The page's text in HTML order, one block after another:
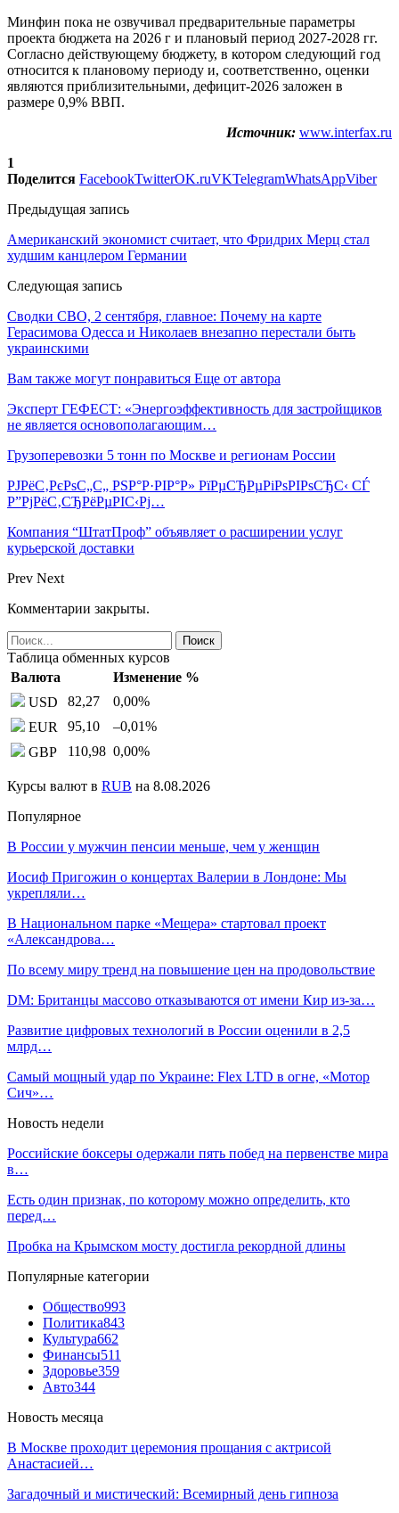
Минфин пока не озвучивал предварительные параметры
проекта бюджета на 2026 г и плановый период 2027-2028 гг.
Согласно действующему бюджету, в котором следующий год
относится к плановому периоду и, соответственно, оценки
являются приблизительными, дефицит-2026 заложен в
размере 0,9% ВВП.
Источник: www.interfax.ru
1
Поделится FacebookTwitterOK.ruVKTelegramWhatsAppViber
Предыдущая запись
Американский экономист считает, что Фридрих Мерц стал
худшим канцлером Германии
Следующая запись
Сводки СВО, 2 сентября, главное: Почему на карте
Герасимова Одесса и Николаев внезапно перестали быть
украинскими
Вам также могут понравиться Еще от автора
Эксперт ГЕФЕСТ: «Энергоэффективность для застройщиков
не является основополагающим…
Грузоперевозки 5 тонн по Москве и регионам России
РЈРёС‚РєРѕС„С„ РЅР°Р·РІР°Р» РїРµСЂРµРіРѕРІРѕСЂС‹ СЃ
Р”РјРёС‚СЂРёРµРІС‹Рј…
Компания “ШтатПроф” объявляет о расширении услуг
курьерской доставки
Prev Next
Комментарии закрыты.
Таблица обменных курсов
Валюта
Изменение %
USD
82,27 0,00%
EUR
95,10 –0,01%
GBP
110,98 0,00%
Курсы валют в RUB на 8.08.2026
Популярное
В России у мужчин пенсии меньше, чем у женщин
Иосиф Пригожин о концертах Валерии в Лондоне: Мы
укрепляли…
В Национальном парке «Мещера» стартовал проект
«Александрова…
По всему миру тренд на повышение цен на продовольствие
DM: Британцы массово отказываются от имени Кир из-за…
Развитие цифровых технологий в России оценили в 2,5
млрд…
Самый мощный удар по Украине: Flex LTD в огне, «Мотор
Сич»…
Новость недели
Российские боксеры одержали пять побед на первенстве мира
в…
Есть один признак, по которому можно определить, кто
перед…
Пробка на Крымском мосту достигла рекордной длины
Популярные категории
Общество993
Политика843
Культура662
Финансы511
Здоровье359
Авто344
Новость месяца
В Москве проходит церемония прощания с актрисой
Анастасией…
Загадочный и мистический: Всемирный день гипноза